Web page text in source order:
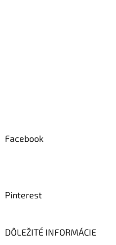
Facebook
Pinterest
DÔLEŽITÉ INFORMÁCIE